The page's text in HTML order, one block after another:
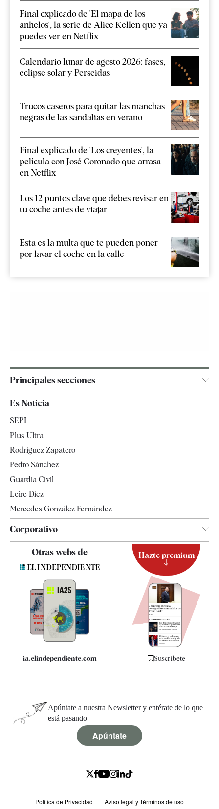
Final explicado de 'El mapa de los
anhelos', la serie de Alice Kellen que ya
puedes ver en Netflix
Calendario lunar de agosto 2026: fases,
eclipse solar y Perseidas
Trucos caseros para quitar las manchas
negras de las sandalias en verano
Final explicado de 'Los creyentes', la
película con José Coronado que arrasa
en Netflix
Los 12 puntos clave que debes revisar en
tu coche antes de viajar
Esta es la multa que te pueden poner
por lavar el coche en la calle
Principales secciones
España
Televisión
Es Noticia
SEPI
Plus Ultra
Rodríguez Zapatero
Pedro Sánchez
Guardia Civil
Leire Díez
Mercedes González Fernández
Corporativo
Contacto
Quiénes somos
Especificaciones
Otras webs de
ia.elindependiente.com
Hazte premium
Suscríbete
Apúntate a nuestra Newsletter y entérate de lo que
está pasando
Apúntate
Política de Privacidad Aviso legal y Términos de uso